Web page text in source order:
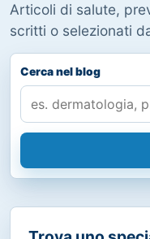
Articoli di salute,
scritti o selezionati
Cerca nel blog